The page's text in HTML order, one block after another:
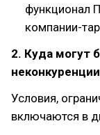
функционал
компании-
2. Куда могут
Условия,
включаются в